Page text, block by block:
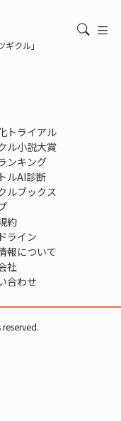
クル」
トライアル
ル小説大賞
ンキング
ルAI診断
ルブックス
約
ライン
報について
社
合わせ